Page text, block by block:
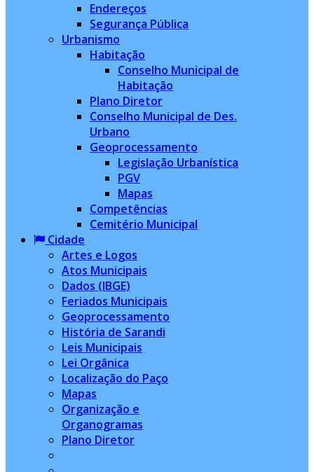
Endereços
Segurança Pública
Urbanismo
Habitação
Conselho Municipal de
Habitação
Plano Diretor
Conselho Municipal de Des.
Urbano
Geoprocessamento
Legislação Urbanística
PGV
Mapas
Competências
Cemitério Municipal
Cidade
Artes e Logos
Atos Municipais
Dados (IBGE)
Feriados Municipais
Geoprocessamento
História de Sarandi
Leis Municipais
Lei Orgânica
Localização do Paço
Mapas
Organização e
Organogramas
Plano Diretor